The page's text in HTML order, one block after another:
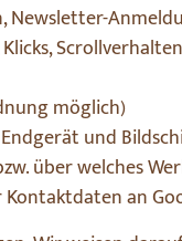
Newsletter-
möglich)
und
über welches
an